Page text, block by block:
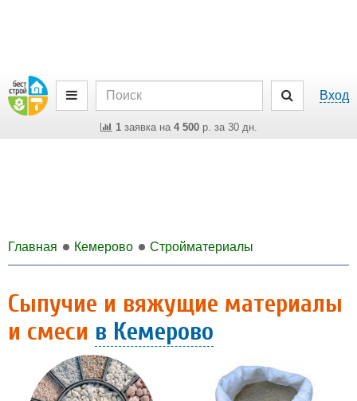
Вход
1заявка на 4 500р. за 30 дн.
Главная Кемерово Стройматериалы
Сыпучие и вяжущие материалы
и смеси в Кемерово